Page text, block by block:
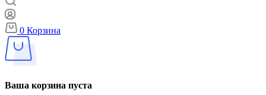
0 Корзина
Ваша корзина пуста